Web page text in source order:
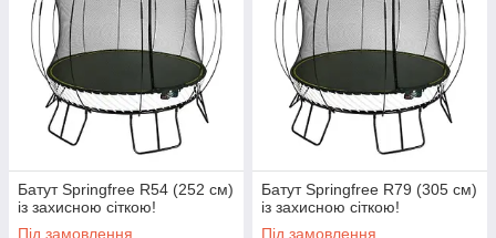
Батут Springfree R54 (252 см)
із захисною сіткою!
Під замовлення
Батут Springfree R79 (305 см)
із захисною сіткою!
Під замовлення